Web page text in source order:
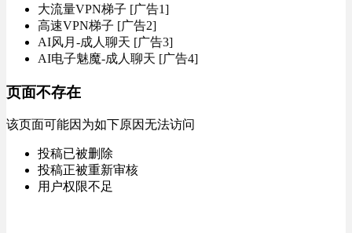
大流量VPN梯子 [广告1]
高速VPN梯子 [广告2]
AI风月-成人聊天 [广告3]
AI电子魅魔-成人聊天 [广告4]
页面不存在
该页面可能因为如下原因无法访问
投稿已被删除
投稿正被重新审核
用户权限不足